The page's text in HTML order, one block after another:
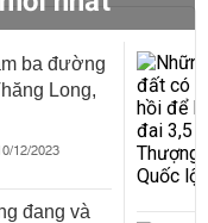
ba đường
Long,
12/2023
đang và